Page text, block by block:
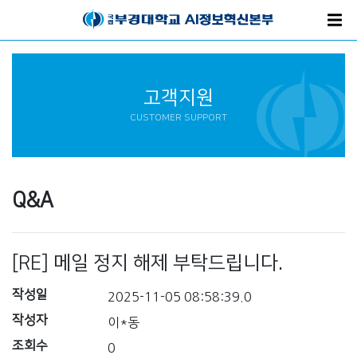
고객지원
CUSTOMER SUPPORT
Q&A
[RE] 메일 정지 해제 부탁드립니다.
작성일 2025-11-05 08:58:39.0
작성자 이*동
조회수 0